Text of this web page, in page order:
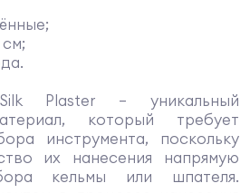
Plaster – уникальный
который требует
инструмента, поскольку
их нанесения напрямую
кельмы или шпателя.